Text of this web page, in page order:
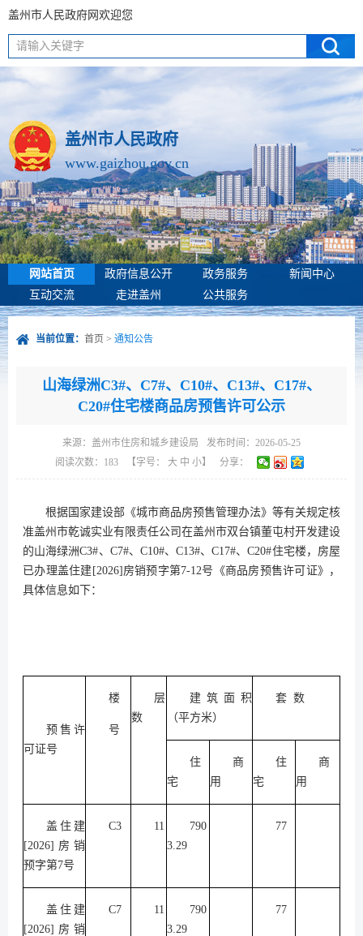
盖州市人民政府网欢迎您
请输入关键字
盖州市人民政府
www.gaizhou.gov.cn
网站首页 政府信息公开 政务服务
新闻中心
互动交流
走进盖州 公共服务
当前位置： 首页 > 通知公告
山海绿洲C3#、C7#、C10#、C13#、C17#、
C20#住宅楼商品房预售许可公示
来源： 盖州市住房和城乡建设局
发布时间：2026-05-25
阅读次数： 183 【字号： 大 中 小】 分享：
根据国家建设部《城市商品房预售管理办法》等有关规定核
准盖州市乾诚实业有限责任公司在盖州市双台镇董屯村开发建设
的山海绿洲C3#、C7#、C10#、C13#、C17#、C20#住宅楼，房屋
已办理盖住建[2026]房销预字第7-12号《商品房预售许可证》，
具体信息如下：
预售许
可证号
楼
号
层
数
建筑面积
（平方米）
套 数
住
宅
商
用
住
宅
商
用
盖住建
[2026]房销
预字第7号
C3 11
790
3.29
77
盖住建
[2026]房销
C7 11
790
3.29
77